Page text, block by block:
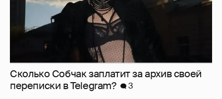
Сколько Собчак заплатит за архив своей
перeписки в Telegram?
3